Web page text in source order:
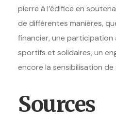
pierre à l’édifice en
de différentes manières,
financier, une participation
sportifs et solidaires, un
encore la sensibilisation
Sources